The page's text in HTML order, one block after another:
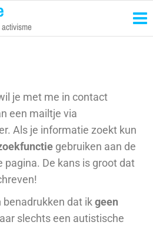
je met me in contact
een mailtje via
Als je informatie zoekt kun
gebruiken aan de
pagina. De kans is groot dat
benadrukken dat ikgeen
slechts een autistische